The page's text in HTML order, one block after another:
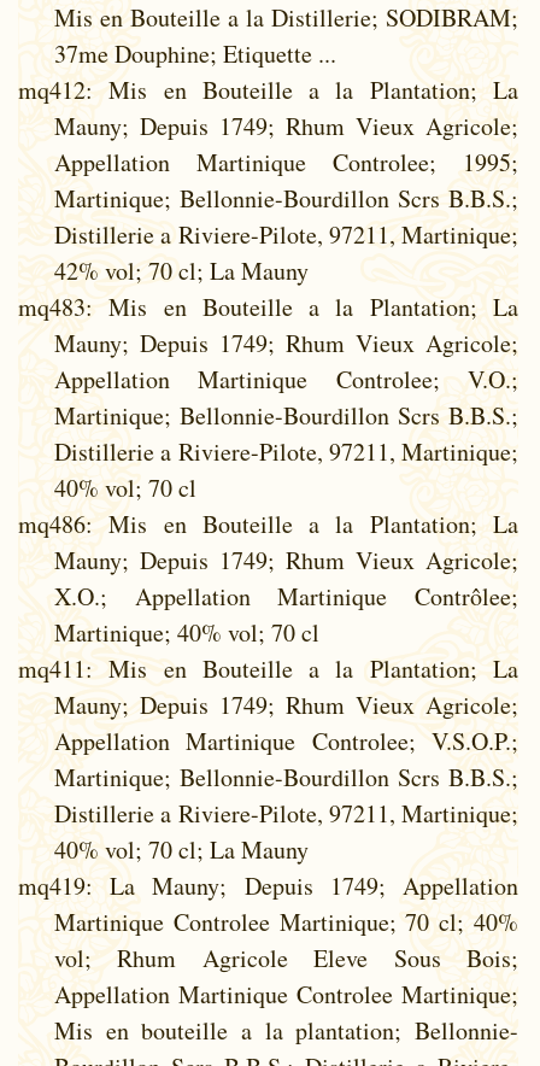
Mis en Bouteille a la Distillerie; SODIBRAM;
37me Douphine; Etiquette ...
mq412: Mis en Bouteille a la Plantation; La
Mauny; Depuis 1749; Rhum Vieux Agricole;
Appellation Martinique Controlee; 1995;
Martinique; Bellonnie-Bourdillon Scrs B.B.S.;
Distillerie a Riviere-Pilote, 97211, Martinique;
42% vol; 70 cl; La Mauny
mq483: Mis en Bouteille a la Plantation; La
Mauny; Depuis 1749; Rhum Vieux Agricole;
Appellation Martinique Controlee; V.O.;
Martinique; Bellonnie-Bourdillon Scrs B.B.S.;
Distillerie a Riviere-Pilote, 97211, Martinique;
40% vol; 70 cl
mq486: Mis en Bouteille a la Plantation; La
Mauny; Depuis 1749; Rhum Vieux Agricole;
X.O.; Appellation Martinique Contrôlee;
Martinique; 40% vol; 70 cl
mq411: Mis en Bouteille a la Plantation; La
Mauny; Depuis 1749; Rhum Vieux Agricole;
Appellation Martinique Controlee; V.S.O.P.;
Martinique; Bellonnie-Bourdillon Scrs B.B.S.;
Distillerie a Riviere-Pilote, 97211, Martinique;
40% vol; 70 cl; La Mauny
mq419: La Mauny; Depuis 1749; Appellation
Martinique Controlee Martinique; 70 cl; 40%
vol; Rhum Agricole Eleve Sous Bois;
Appellation Martinique Controlee Martinique;
Mis en bouteille a la plantation; Bellonnie-